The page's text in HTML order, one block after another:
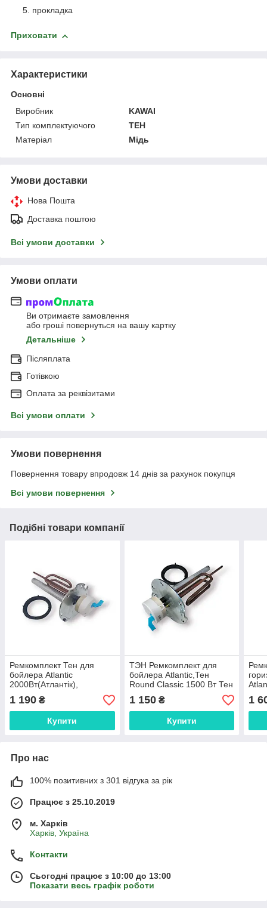
прокладка
Приховати
Характеристики
Основні
Виробник
KAWAI
Тип комплектуючого
ТЕН
Матеріал
Мідь
Умови доставки
Нова Пошта
Доставка поштою
Всі умови доставки
Умови оплати
Ви отримаєте замовлення
або гроші повернуться на вашу картку
Детальніше
Післяплата
Готівкою
Оплата за реквізитами
Всі умови оплати
Умови повернення
Повернення товару впродовж 14 днів за рахунок покупця
Всі умови повернення
Подібні товари компанії
Ремкомплект Тен для
бойлера Atlantic
2000Вт(Атлантік),
1 190 ₴
Купити
ТЭН Ремкомплект для
бойлера Atlantic,Тен
Round Classic 1500 Вт Тен
з терморегулятором
1 150₴
Купити
1
Про нас
100% позитивних з 301 відгука за рік
Працює з 25.10.2019
м. Харків
Харків, Україна
Контакти
Сьогодні працює з 10:00 до 13:00
Показати весь графік роботи